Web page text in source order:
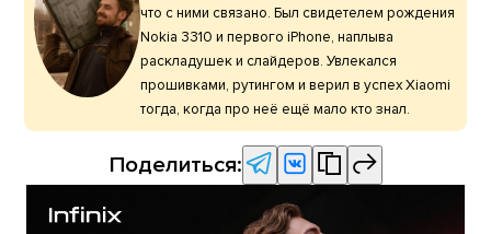
что с ними связано. Был свидетелем рождения
Nokia 3310 и первого iPhone, наплыва
раскладушек и слайдеров. Увлекался
прошивками, рутингом и верил в успех Xiaomi
тогда, когда про неё ещё мало кто знал.
Поделиться: